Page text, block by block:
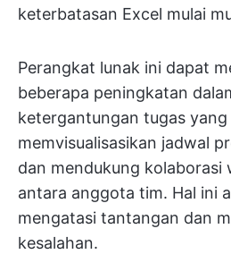
keterbatasan Excel mulai
Perangkat lunak ini dapat
beberapa peningkatan
ketergantungan tugas
memvisualisasikan jadwal
dan mendukung kolaborasi
antara anggota tim. Hal ini
mengatasi tantangan dan
kesalahan.